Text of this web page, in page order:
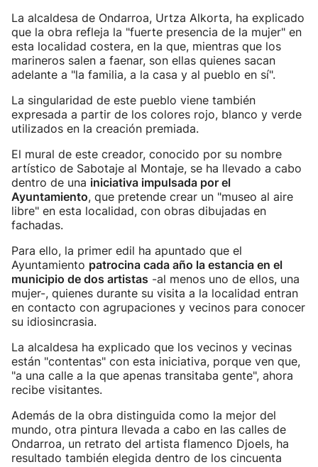
La alcaldesa de Ondarroa, Urtza Alkorta, ha explicado
que la obra refleja la "fuerte presencia de la mujer" en
esta localidad costera, en la que, mientras que los
marineros salen a faenar, son ellas quienes sacan
adelante a "la familia, a la casa y al pueblo en sí".
La singularidad de este pueblo viene también
expresada a partir de los colores rojo, blanco y verde
utilizados en la creación premiada.
El mural de este creador, conocido por su nombre
artístico de Sabotaje al Montaje, se ha llevado a cabo
dentro de una iniciativa impulsada por el
Ayuntamiento, que pretende crear un "museo al aire
libre" en esta localidad, con obras dibujadas en
fachadas.
Para ello, la primer edil ha apuntado que el
Ayuntamiento patrocina cada año la estancia en el
municipio de dos artistas -al menos uno de ellos, una
mujer-, quienes durante su visita a la localidad entran
en contacto con agrupaciones y vecinos para conocer
su idiosincrasia.
La alcaldesa ha explicado que los vecinos y vecinas
están "contentas" con esta iniciativa, porque ven que,
"a una calle a la que apenas transitaba gente", ahora
recibe visitantes.
Además de la obra distinguida como la mejor del
mundo, otra pintura llevada a cabo en las calles de
Ondarroa, un retrato del artista flamenco Djoels, ha
resultado también elegida dentro de los cincuenta